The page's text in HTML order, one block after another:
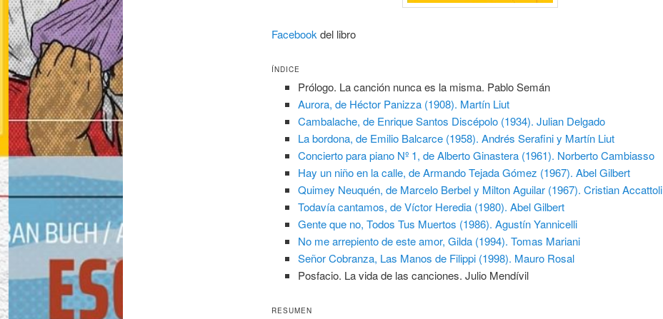
Facebook del libro
ÍNDICE
Prólogo. La canción nunca es la misma. Pablo Semán
Aurora, de Héctor Panizza (1908). Martín Liut
Cambalache, de Enrique Santos Discépolo (1934). Julian Delgado
La bordona, de Emilio Balcarce (1958). Andrés Serafini y Martín Liut
Concierto para piano Nº 1, de Alberto Ginastera (1961). Norberto Cambiasso
Hay un niño en la calle, de Armando Tejada Gómez (1967). Abel Gilbert
Quimey Neuquén, de Marcelo Berbel y Milton Aguilar (1967). Cristian Accattoli
Todavía cantamos, de Víctor Heredia (1980). Abel Gilbert
Gente que no, Todos Tus Muertos (1986). Agustín Yannicelli
No me arrepiento de este amor, Gilda (1994). Tomas Mariani
Señor Cobranza, Las Manos de Filippi (1998). Mauro Rosal
Posfacio. La vida de las canciones. Julio Mendívil
RESUMEN